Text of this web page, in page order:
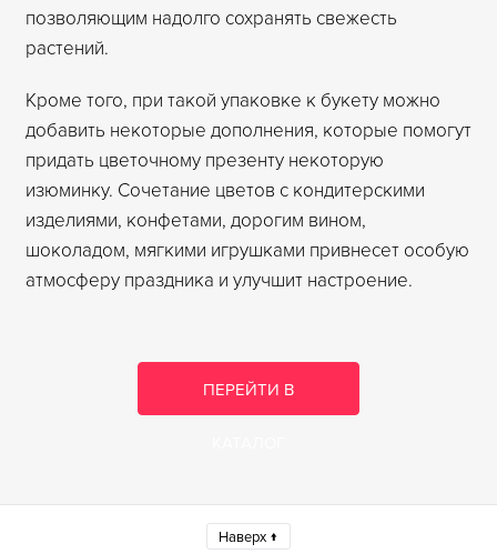
позволяющим надолго сохранять свежесть
растений.
Кроме того, при такой упаковке к букету можно
добавить некоторые дополнения, которые помогут
придать цветочному презенту некоторую
изюминку. Сочетание цветов с кондитерскими
изделиями, конфетами, дорогим вином,
шоколадом, мягкими игрушками привнесет особую
атмосферу праздника и улучшит настроение.
ПЕРЕЙТИ В
Наверх ↑